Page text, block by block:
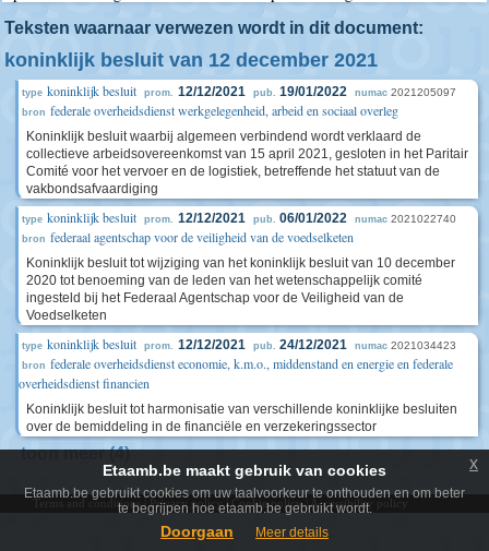
Teksten waarnaar verwezen wordt in dit document:
koninklijk besluit van 12 december 2021
type koninklijk besluit prom. 12/12/2021 pub. 19/01/2022 numac 2021205097
bron federale overheidsdienst werkgelegenheid, arbeid en sociaal overleg
Koninklijk besluit waarbij algemeen verbindend wordt verklaard de
collectieve arbeidsovereenkomst van 15 april 2021, gesloten in het Paritair
Comité voor het vervoer en de logistiek, betreffende het statuut van de
vakbondsafvaardiging
type koninklijk besluit prom. 12/12/2021 pub. 06/01/2022 numac 2021022740
bron federaal agentschap voor de veiligheid van de voedselketen
Koninklijk besluit tot wijziging van het koninklijk besluit van 10 december
2020 tot benoeming van de leden van het wetenschappelijk comité
ingesteld bij het Federaal Agentschap voor de Veiligheid van de
Voedselketen
type koninklijk besluit prom. 12/12/2021 pub. 24/12/2021 numac 2021034423
bron federale overheidsdienst economie, k.m.o., middenstand en energie en federale
overheidsdienst financien
Koninklijk besluit tot harmonisatie van verschillende koninklijke besluiten
over de bemiddeling in de financiële en verzekeringssector
toon meer (4)
Terms and conditions|Privacy policy|Cookie policy|Accessibility policy
Etaamb.be maakt gebruik van cookies
Etaamb.be gebruikt cookies om uw taalvoorkeur te onthouden en om beter
te begrijpen hoe etaamb.be gebruikt wordt.
Doorgaan Meer details
x